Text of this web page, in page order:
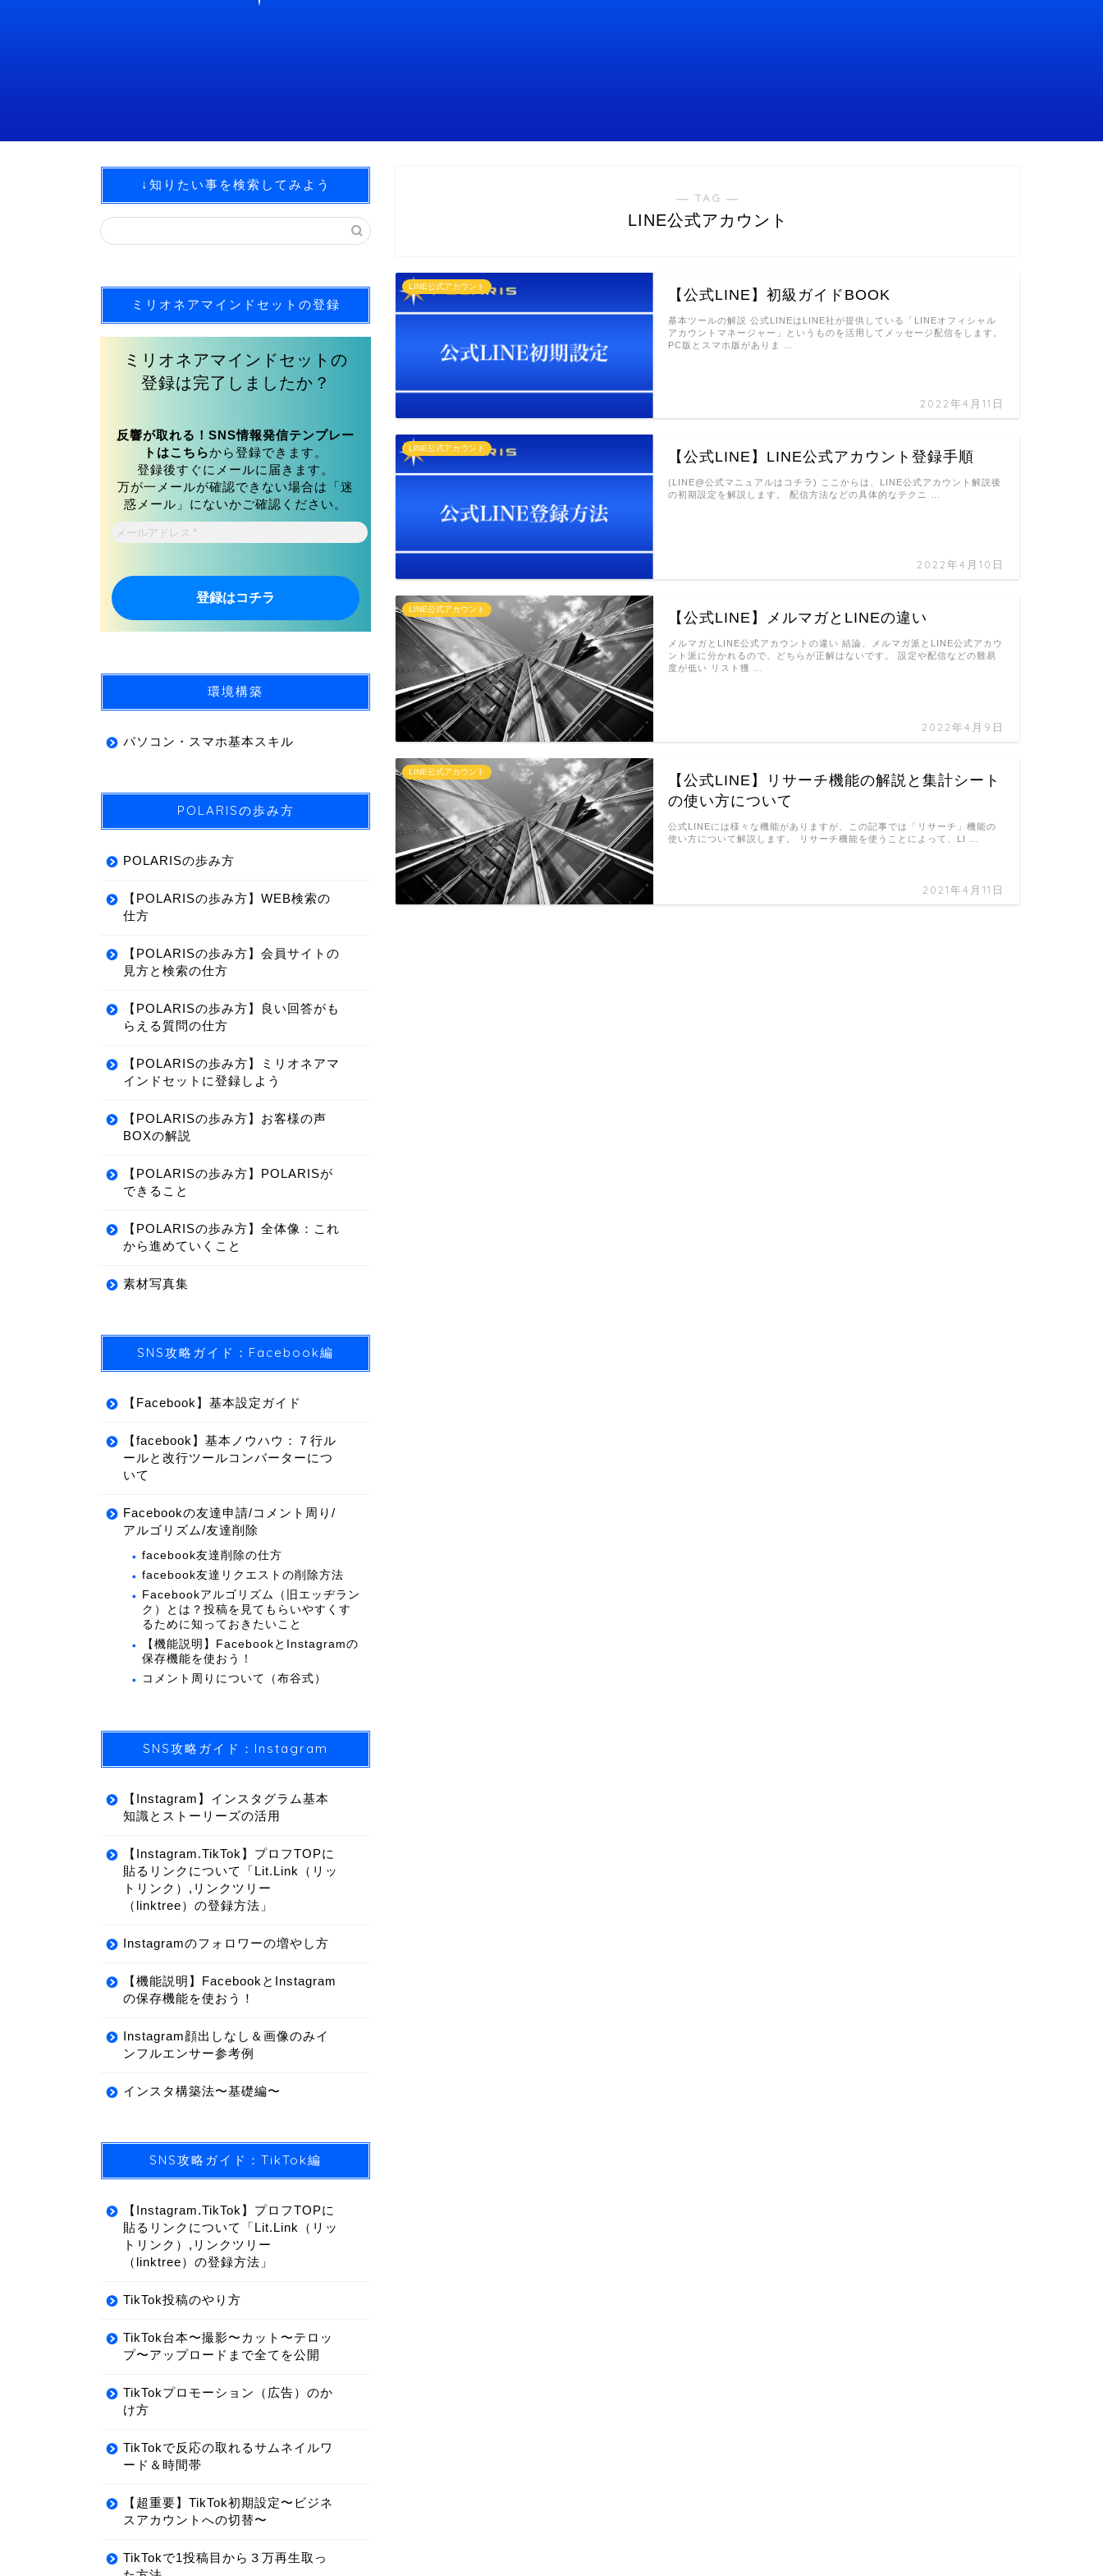
― TAG ―
LINE公式アカウント
LINE公式アカウント
【公式LINE】初級ガイドBOOK
2022年4月11日
基本ツールの解説 公式LINEはLINE社が提供している「LINEオフィシャル
アカウントマネージャー」というものを活用してメッセージ配信をします。
PC版とスマホ版がありま …
LINE公式アカウント
【公式LINE】LINE公式アカウント登録手順
2022年4月10日
(LINE@公式マニュアルはコチラ) ここからは、LINE公式アカウント解説後
の初期設定を解説します。 配信方法などの具体的なテクニ …
LINE公式アカウント
【公式LINE】メルマガとLINEの違い
2022年4月9日
メルマガとLINE公式アカウントの違い 結論、メルマガ派とLINE公式アカウ
ント派に分かれるので、どちらが正解はないです。 設定や配信などの難易
度が低い リスト獲 …
LINE公式アカウント
【公式LINE】リサーチ機能の解説と集計シート
の使い方について
2021年4月11日
公式LINEには様々な機能がありますが、この記事では「リサーチ」機能の
使い方について解説します。 リサーチ機能を使うことによって、LI …
↓知りたい事を検索してみよう
ミリオネアマインドセットの登録
ミリオネアマインドセットの
登録は完了しましたか？
反響が取れる！SNS情報発信テンプレー
トはこちらから登録できます。
登録後すぐにメールに届きます。
万が一メールが確認できない場合は「迷
惑メール」にないかご確認ください。
メ
ー
ア
ド
レ
環境構築
パソコン・スマホ基本スキル
POLARISの歩み方
POLARISの歩み方
【POLARISの歩み方】WEB検索の
仕方
【POLARISの歩み方】会員サイトの
見方と検索の仕方
【POLARISの歩み方】良い回答がも
らえる質問の仕方
【POLARISの歩み方】ミリオネアマ
インドセットに登録しよう
【POLARISの歩み方】お客様の声
BOXの解説
【POLARISの歩み方】POLARISが
できること
【POLARISの歩み方】全体像：これ
から進めていくこと
素材写真集
SNS攻略ガイド：Facebook編
【Facebook】基本設定ガイド
【facebook】基本ノウハウ：７行ル
ールと改行ツールコンバーターにつ
いて
Facebookの友達申請/コメント周り/
アルゴリズム/友達削除
facebook友達削除の仕方
facebook友達リクエストの削除方法
Facebookアルゴリズム（旧エッヂラン
ク）とは？投稿を見てもらいやすくす
るために知っておきたいこと
【機能説明】FacebookとInstagramの
保存機能を使おう！
コメント周りについて（布谷式）
SNS攻略ガイド：Instagram
【Instagram】インスタグラム基本
知識とストーリーズの活用
【Instagram.TikTok】プロフTOPに
貼るリンクについて「Lit.Link（リッ
トリンク）,リンクツリー
（linktree）の登録方法」
Instagramのフォロワーの増やし方
【機能説明】FacebookとInstagram
の保存機能を使おう！
Instagram顔出しなし＆画像のみイ
ンフルエンサー参考例
インスタ構築法〜基礎編〜
SNS攻略ガイド：TikTok編
【Instagram.TikTok】プロフTOPに
貼るリンクについて「Lit.Link（リッ
トリンク）,リンクツリー
（linktree）の登録方法」
TikTok投稿のやり方
TikTok台本〜撮影〜カット〜テロッ
プ〜アップロードまで全てを公開
TikTokプロモーション（広告）のか
け方
TikTokで反応の取れるサムネイルワ
ード＆時間帯
【超重要】TikTok初期設定〜ビジネ
スアカウントへの切替〜
TikTokで1投稿目から３万再生取っ